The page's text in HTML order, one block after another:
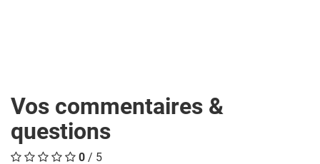
Vos commentaires &
questions
0 / 5